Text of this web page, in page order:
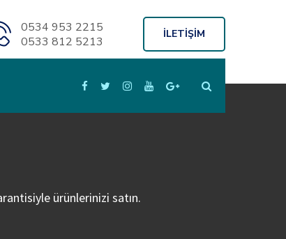
0534 953 2215
0533 812 5213
İLETİŞİM
ürünlerinizi satın.